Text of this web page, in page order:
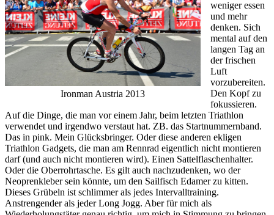
Ironman Austria 2013
weniger essen
und mehr
denken. Sich
mental auf den
langen Tag an
der frischen
Luft
vorzubereiten.
Den Kopf zu
fokussieren.
Auf die Dinge, die man vor einem Jahr, beim letzten Triathlon
verwendet und irgendwo verstaut hat. ZB. das Startnummernband.
Das in pink. Mein Glücksbringer. Oder diese anderen ekligen
Triathlon Gadgets, die man am Rennrad eigentlich nicht montieren
darf (und auch nicht montieren wird). Einen Sattelflaschenhalter.
Oder die Oberrohrtasche. Es gilt auch nachzudenken, wo der
Neoprenkleber sein könnte, um den Sailfisch Edamer zu kitten.
Dieses Grübeln ist schlimmer als jedes Intervalltraining.
Anstrengender als jeder Long Jogg. Aber für mich als